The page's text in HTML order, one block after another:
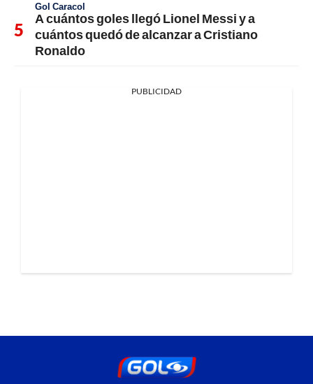
Gol Caracol
A cuántos goles llegó Lionel Messi y a
cuántos quedó de alcanzar a Cristiano
Ronaldo
PUBLICIDAD